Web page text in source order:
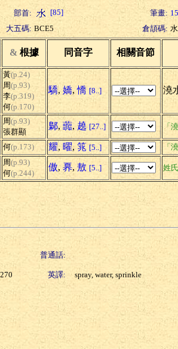
部首: [85] 筆畫: 15
大五碼: BCE5 倉頡碼:
& 根據 同音字 相關音節
黃(p.24)
周(p.93)
李(p.319)
何(p.170)
驕, 嬌,憍 [8..] 澆
周(p.93)
張群顯
鄡, 虈, 趬 [27..] 「
何(p.173) 耀, 曜, 筄 [5..] 「
周(p.93)
何(p.244)
傲, 奡, 敖 [5..] 姓氏
普通話:
英譯: spray, water, sprinkle